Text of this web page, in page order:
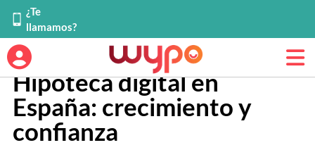
¿Te
llamamos?
Hipoteca digital en
España: crecimiento y
confianza